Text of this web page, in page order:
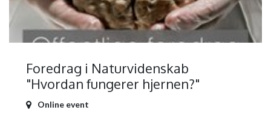
Foredrag i Naturvidenskab
"Hvordan fungerer hjernen?"
Online event